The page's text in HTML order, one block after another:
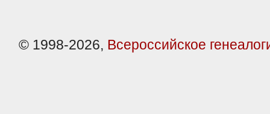
© 1998-2026, Всероссийское